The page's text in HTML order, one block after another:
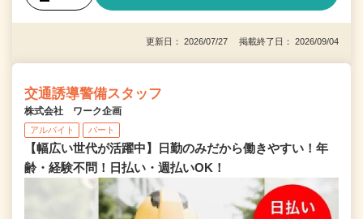
更新日： 2026/07/27 掲載終了日： 2026/09/04
交通誘導警備スタッフ
株式会社 ワーク企画
アルバイト パート
【幅広い世代が活躍中】日勤のみだから働きやすい！年
齢・経験不問！日払い・週払いOK！